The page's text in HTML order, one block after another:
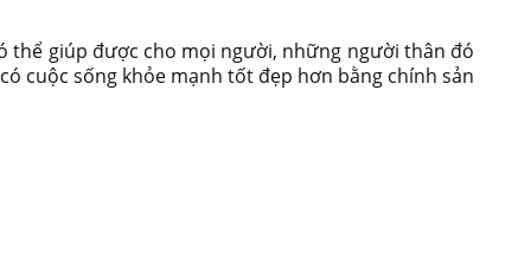
thể giúp được cho mọi người, những người thân đó
cuộc sống khỏe mạnh tốt đẹp hơn bằng chính sản